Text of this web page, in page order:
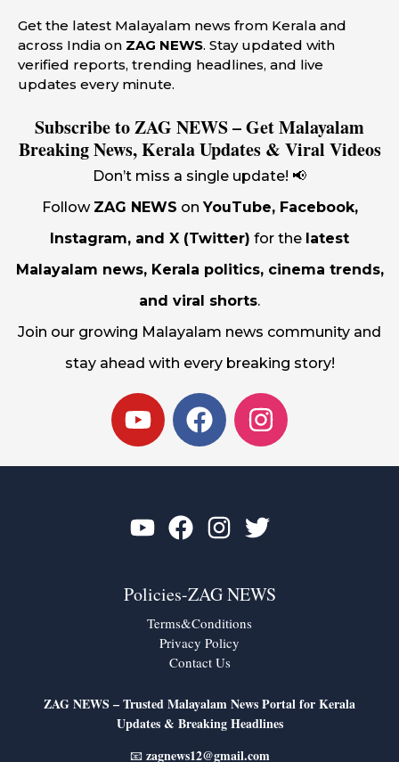
Get the latest Malayalam news from Kerala and
across India on ZAG NEWS. Stay updated with
verified reports, trending headlines, and live
updates every minute.
Subscribe to ZAG NEWS – Get Malayalam
Breaking News, Kerala Updates & Viral Videos
Don’t miss a single update! 📢
Follow ZAG NEWS onYouTube, Facebook,
Instagram, and X (Twitter) for the latest
Malayalam news, Kerala politics, cinema trends,
and viral shorts.
Join our growing Malayalam news community and
stay ahead with every breaking story!
Y
o
u
u
b
F
a
c
b
o
k
I
n
s
a
g
a
Policies-ZAG NEWS
Terms&Conditions
Privacy Policy
Contact Us
ZAG NEWS – Trusted Malayalam News Portal for Kerala
Updates & Breaking Headlines
📧 zagnews12@gmail.com